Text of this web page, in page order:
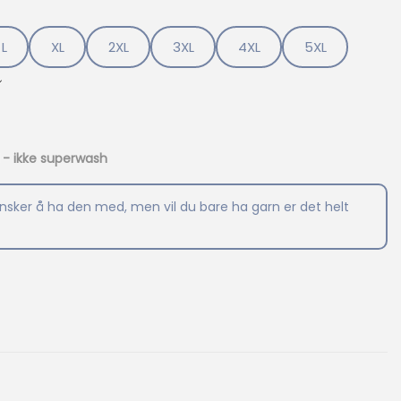
L XL 2XL 3XL 4XL 5XL
- ikke superwash
å ha den med, men vil du bare ha garn er det helt